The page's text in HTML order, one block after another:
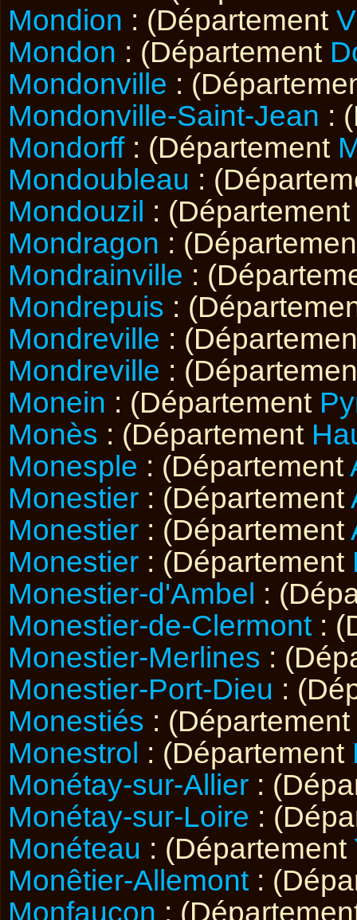
Mondion : (Département
Mondon : (Département
Mondonville :
Mondonville-Saint-Jean :
Mondorff: (Département
Mondoubleau :
Mondouzil : (Département
Mondragon :
Mondrainville :
Mondrepuis :
Mondreville :
Mondreville :
Monein : (Département
Monès : (Département
Monesple : (Département
Monestier : (Département
Monestier : (Département
Monestier : (Département
Monestier-d'Ambel :
Monestier-de-Clermont :
Monestier-Merlines :
Monestier-Port-Dieu :
Monestiés : (Département
Monestrol : (Département
Monétay-sur-Allier :
Monétay-sur-Loire :
Monéteau : (Département
Monêtier-Allemont :
Monfaucon :